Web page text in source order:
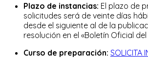
Plazo de instancias: El plazo de
solicitudes será de veinte días
desde el siguiente al de la
resolución en el «Boletín Oficial
Curso de preparación: SOLICITA